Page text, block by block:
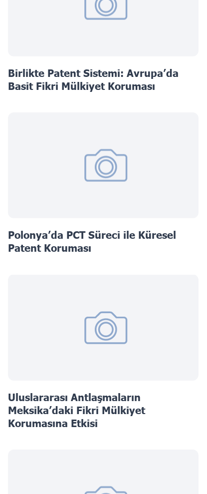
Birlikte Patent Sistemi: Avrupa’da
Basit Fikri Mülkiyet Koruması
Polonya’da PCT Süreci ile Küresel
Patent Koruması
Uluslararası Antlaşmaların
Meksika’daki Fikri Mülkiyet
Korumasına Etkisi